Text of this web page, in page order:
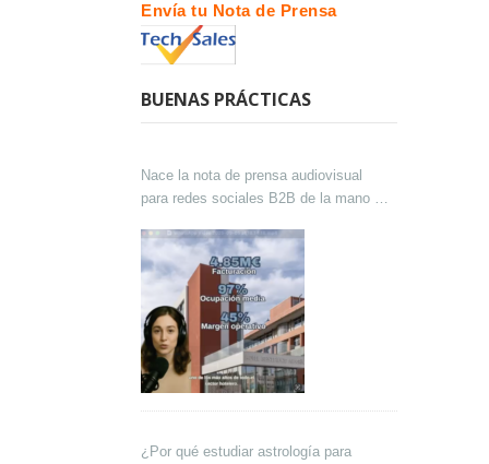
Envía tu Nota de Prensa
BUENAS PRÁCTICAS
Nace la nota de prensa audiovisual
para redes sociales B2B de la mano de
¿Por qué estudiar astrología para